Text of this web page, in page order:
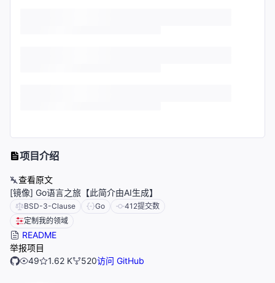
项目介绍
查看原文
[镜像] Go语言之旅【此简介由AI生成】
BSD-3-Clause Go 412提交数
定制我的领域
README
举报项目
49
1.62 K 520访问 GitHub